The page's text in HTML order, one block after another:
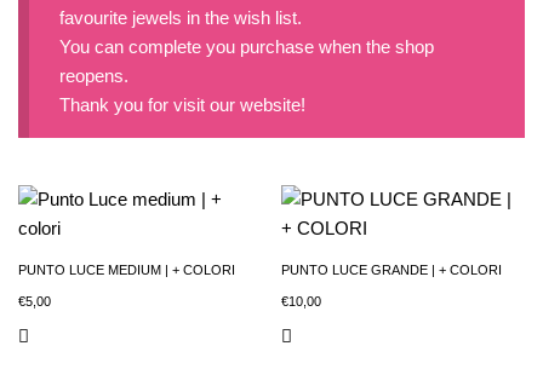
favourite jewels in the wish list.
You can complete you purchase when the shop
reopens.
Thank you for visit our website!
PUNTO LUCE MEDIUM | + COLORI
€5,00
PUNTO LUCE GRANDE | + COLORI
€10,00